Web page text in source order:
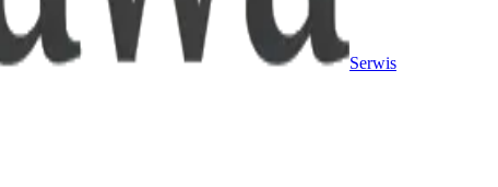
Serwis